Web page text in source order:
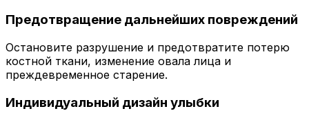
Предотвращение дальнейших повреждений
Остановите разрушение и предотвратите потерю
костной ткани, изменение овала лица и
преждевременное старение.
Индивидуальный дизайн улыбки